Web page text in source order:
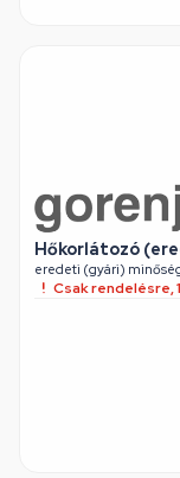
Hőkorlátozó
eredeti (gyári)
Csak rendelésre,